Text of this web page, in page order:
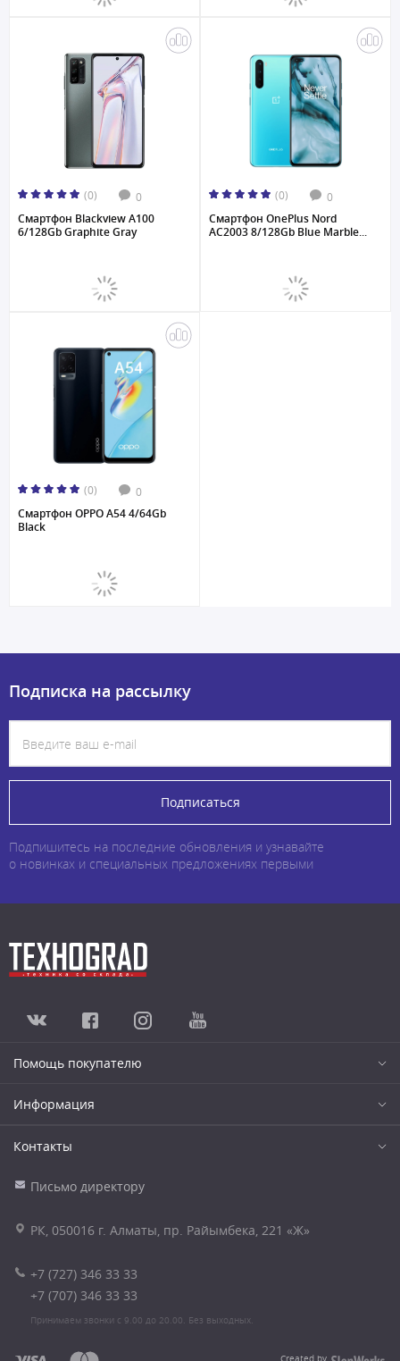
(0) 0
Смартфон Blackview A100
6/128Gb Graphite Gray
(0) 0
Смартфон OnePlus Nord
AC2003 8/128Gb Blue Marble...
(0) 0
Смартфон OPPO A54 4/64Gb
Black
Подписка на рассылку
Подписаться
Подпишитесь на последние обновления и узнавайте
о новинках и специальных предложениях первыми
Помощь покупателю
Информация
Контакты
Письмо директору
РК, 050016 г. Алматы, пр. Райымбека, 221 «Ж»
+7 (727) 346 33 33
+7 (707) 346 33 33
Принимаем звонки с 9.00 до 20.00. Без выходных.